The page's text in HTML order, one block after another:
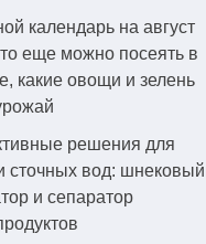
календарь на август
еще можно посеять в
какие овощи и зелень
решения для
сточных вод: шнековый
и сепаратор